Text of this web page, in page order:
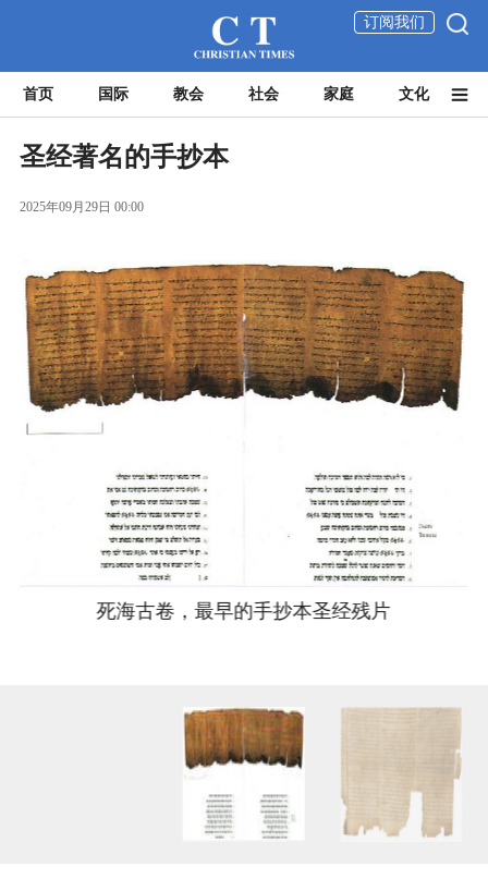
订阅我们
首页 国际 教会 社会 家庭 文化
圣经著名的手抄本
2025年09月29日 00:00
死海古卷，最早的手抄本圣经残片